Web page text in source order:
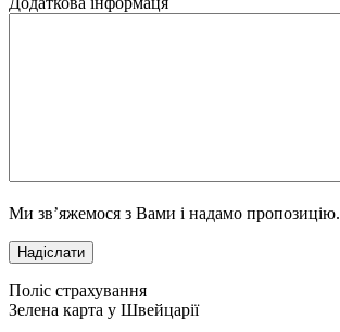
Ми зв’яжемося з Вами і надамо пропозицію.
Поліс страхування
Зелена карта у Швейцарії